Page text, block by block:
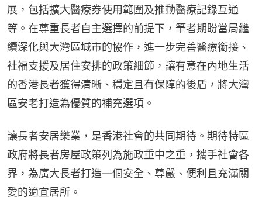
展，包括擴大醫療券使用範圍及推動醫療記錄互通
等。在尊重長者自主選擇的前提下，筆者期盼當局繼
續深化與大灣區城市的協作，進一步完善醫療銜接、
社福支援及居住安排的政策細節，讓有意在內地生活
的香港長者獲得清晰、穩定且有保障的後盾，將大灣
區安老打造為優質的補充選項。
讓長者安居樂業，是香港社會的共同期待。期待特區
政府將長者房屋政策列為施政重中之重，攜手社會各
界，為廣大長者打造一個安全、尊嚴、便利且充滿關
愛的適宜居所。